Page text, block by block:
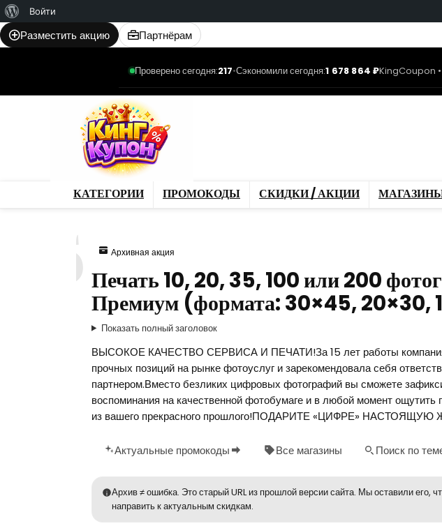
WordPress
Войти
Разместить акцию Партнёрам
Проверено сегодня:217•Сэкономили сегодня:1 678 864 ₽KingCoupon •
КАТЕГОРИИ ПРОМОКОДЫ СКИДКИ / АКЦИИ
Архивная акция
Печать 10, 20, 35, 100 или 200
Премиум (формата: 30×45, 20×30,
Показать полный заголовок
ВЫСОКОЕ КАЧЕСТВО СЕРВИСА И ПЕЧАТИ!За 15 лет работы
прочных позиций на рынке фотоуслуг и зарекомендовала себя
партнером.Вместо безликих цифровых фотографий вы сможете
воспоминания на качественной фотобумаге и в любой момент ощутить
из вашего прекрасного прошлого!ПОДАРИТЕ «ЦИФРЕ»
Актуальные промокоды Все магазины Поиск по
Архив ≠ ошибка. Это старый URL из прошлой версии сайта. Мы оставили его,
направить к актуальным скидкам.